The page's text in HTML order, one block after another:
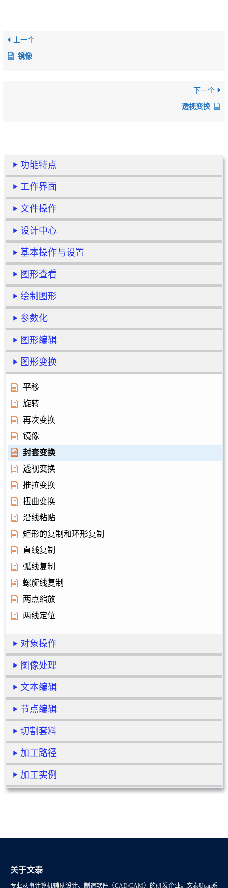
功能特点
工作界面
文件操作
设计中心
基本操作与设置
图形查看
绘制图形
参数化
图形编辑
图形变换
平移
旋转
再次变换
镜像
封套变换
透视变换
推拉变换
扭曲变换
沿线粘贴
矩形的复制和环形复制
直线复制
弧线复制
螺旋线复制
两点缩放
两线定位
对象操作
图像处理
文本编辑
节点编辑
切割套料
加工路径
加工实例
上一个
镜像
下一个
透视变换
关于文泰
专业从事计算机辅助设计、制造软件（CAD/CAM）的研发企业。文泰Ucan系